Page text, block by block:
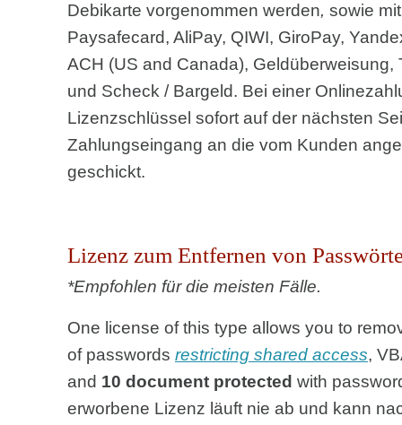
Debikarte vorgenommen werden, sowie
Paysafecard, AliPay, QIWI, GiroPay,
ACH (US and Canada), Geldüberweisung,
und Scheck / Bargeld. Bei einer
Lizenzschlüssel sofort auf der nächsten
Zahlungseingang an die vom Kunden
geschickt.
Lizenz zum Entfernen von
*Empfohlen für die meisten Fälle.
One license of this type allows you to
of passwords restricting shared access,
and 10 document protected with
erworbene Lizenz läuft nie ab und kann